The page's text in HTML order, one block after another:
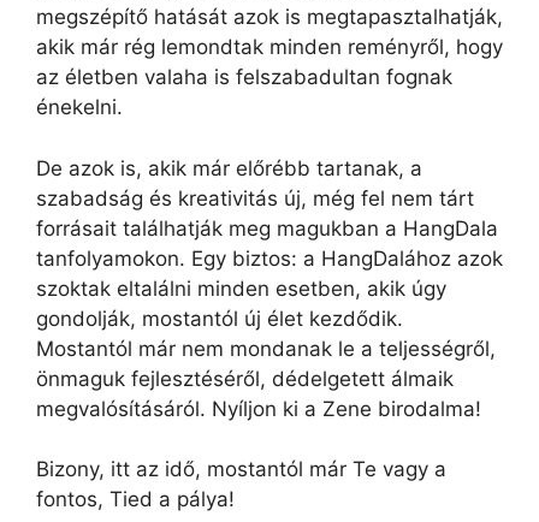
megszépítő hatását azok is megtapasztalhatják,
akik már rég lemondtak minden reményről, hogy
az életben valaha is felszabadultan fognak
énekelni.
De azok is, akik már előrébb tartanak, a
szabadság és kreativitás új, még fel nem tárt
forrásait találhatják meg magukban a HangDala
tanfolyamokon. Egy biztos: a HangDalához azok
szoktak eltalálni minden esetben, akik úgy
gondolják, mostantól új élet kezdődik.
Mostantól már nem mondanak le a teljességről,
önmaguk fejlesztéséről, dédelgetett álmaik
megvalósításáról. Nyíljon ki a Zene birodalma!
Bizony, itt az idő, mostantól már Te vagy a
fontos, Tied a pálya!